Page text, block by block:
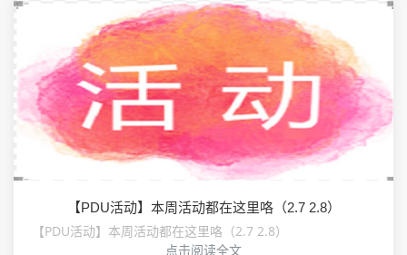
【PDU活动】本周活动都在这里咯（2.7 2.8）
【PDU活动】本周活动都在这里咯（2.7 2.8）
点击阅读全文